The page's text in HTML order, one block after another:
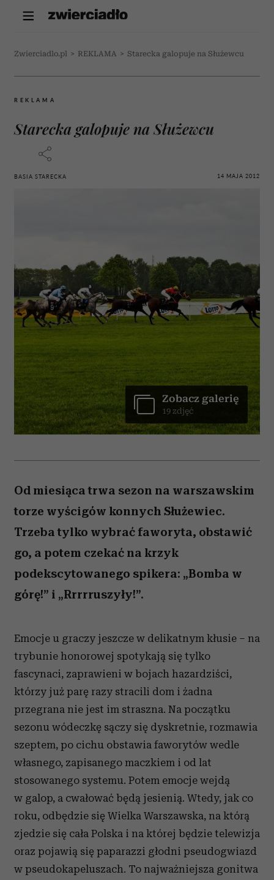
Zwierciadlo.pl > REKLAMA > Starecka galopuje na Służewcu
REKLAMA
Starecka galopuje na Służewcu
BASIA STARECKA 14 MAJA 2012
Zobacz galerię
19 zdjęć
Od miesiąca trwa sezon na warszawskim
torze wyścigów konnych Służewiec.
Trzeba tylko wybrać faworyta, obstawić
go, a potem czekać na krzyk
podekscytowanego spikera: „Bomba w
górę!” i „Rrrrruszyły!”.
Emocje u graczy jeszcze w delikatnym kłusie – na
trybunie honorowej spotykają się tylko
fascynaci, zaprawieni w bojach hazardziści,
którzy już parę razy stracili dom i żadna
przegrana nie jest im straszna. Na początku
sezonu wódeczkę sączy się dyskretnie, rozmawia
szeptem, po cichu obstawia faworytów wedle
własnego, zapisanego maczkiem i od lat
stosowanego systemu. Potem emocje wejdą
w galop, a cwałować będą jesienią. Wtedy, jak co
roku, odbędzie się Wielka Warszawska, na którą
zjedzie się cała Polska i na której będzie telewizja
oraz pojawią się paparazzi głodni pseudogwiazd
w pseudokapeluszach. To najważniejsza gonitwa